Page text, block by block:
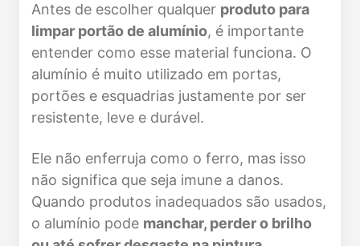
Antes de escolher qualquer produto para
limpar portão de alumínio, é importante
entender como esse material funciona. O
alumínio é muito utilizado em portas,
portões e esquadrias justamente por ser
resistente, leve e durável.
Ele não enferruja como o ferro, mas isso
não significa que seja imune a danos.
Quando produtos inadequados são usados,
o alumínio pode manchar, perder o brilho